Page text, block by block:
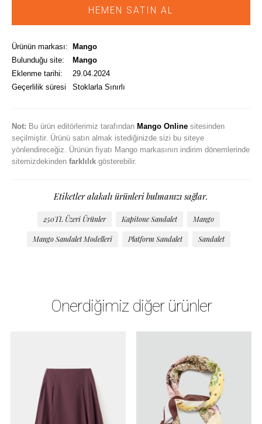
HEMEN SATIN AL
Ürünün markası:
Mango
Bulunduğu site:
Mango
Eklenme tarihi:
29.04.2024
Geçerlilik süresi
Stoklarla Sınırlı
Not: Bu ürün editörlerimiz tarafından Mango Onlinesitesinden
seçilmiştir. Ürünü satın almak istediğinizde sizi bu siteye
yönlendireceğiz. Ürünün fiyatı Mango markasının indirim dönemlerinde
sitemizdekinden farklılıkgösterebilir.
Etiketler alakalı ürünleri bulmanızı sağlar.
250TL Üzeri Ürünler Kapitone Sandalet Mango
Mango Sandalet Modelleri Platform Sandalet Sandalet
Önerdiğimiz diğer ürünler